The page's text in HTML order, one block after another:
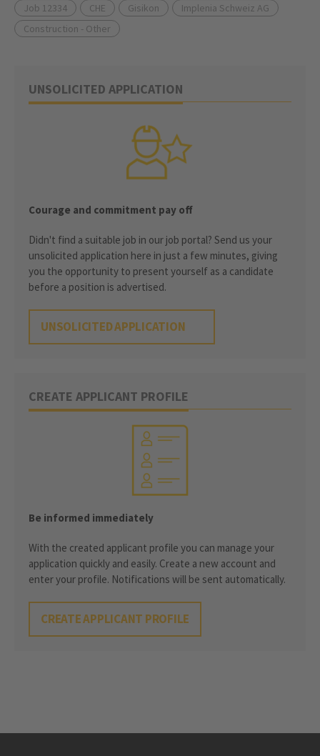
Job 12334 CHE Gisikon
Implenia Schweiz AG
Construction - Other
UNSOLICITED APPLICATION
Courage and commitment pay off
Didn't find a suitable job in our job portal? Send us your
unsolicited application here in just a few minutes, giving
you the opportunity to present yourself as a candidate
before a position is advertised.
UNSOLICITED APPLICATION
CREATE APPLICANT PROFILE
Be informed immediately
With the created applicant profile you can manage your
application quickly and easily. Create a new account and
enter your profile. Notifications will be sent automatically.
CREATE APPLICANT PROFILE